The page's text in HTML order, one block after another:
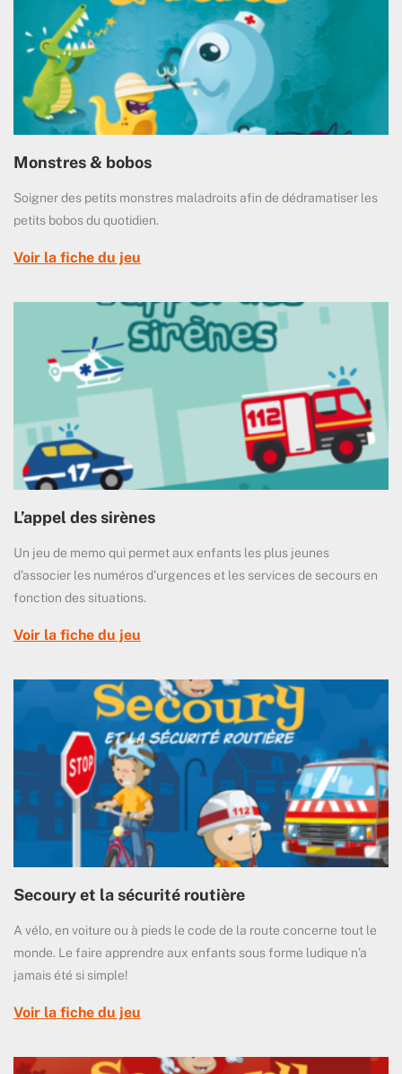
Monstres & bobos
Soigner des petits monstres maladroits afin de dédramatiser les
petits bobos du quotidien.
Voir la fiche du jeu
L’appel des sirènes
Un jeu de memo qui permet aux enfants les plus jeunes
d’associer les numéros d’urgences et les services de secours en
fonction des situations.
Voir la fiche du jeu
Secoury et la sécurité routière
A vélo, en voiture ou à pieds le code de la route concerne tout le
monde. Le faire apprendre aux enfants sous forme ludique n’a
jamais été si simple!
Voir la fiche du jeu